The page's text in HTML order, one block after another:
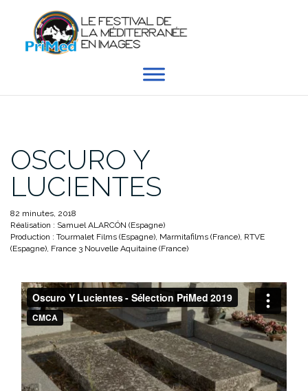
contenu
OSCURO Y
LUCIENTES
82 minutes, 2018
Réalisation : Samuel ALARCÓN (Espagne)
Production : Tourmalet Films (Espagne), Marmitafilms (France), RTVE
(Espagne), France 3 Nouvelle Aquitaine (France)